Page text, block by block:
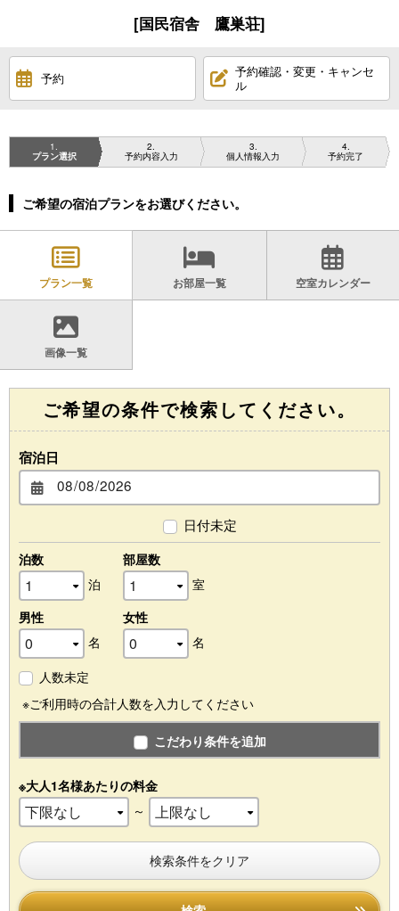
[国民宿舎 鷹巣荘]
予約
予約確認・変更・キャンセ
ル
1
プラン選択
2
予約内容入力
3
個人情報入力
4
予約完了
ご希望の宿泊プランをお選びください。
プラン一覧 お部屋一覧 空室カレンダー
画像一覧
ご希望の条件で検索してください。
宿泊日
日付未定
泊数
泊
部屋数
室
男性
名
女性
名
人数未定
※ご利用時の合計人数を入力してください
こだわり条件を追加
※大人1名様あたりの料金
～
検索条件をクリア